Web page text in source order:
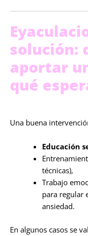
solución:
aportar
qué
Una buena
Educación
técnicas),
Trabajo
para regular
ansiedad.
En algunos casos se